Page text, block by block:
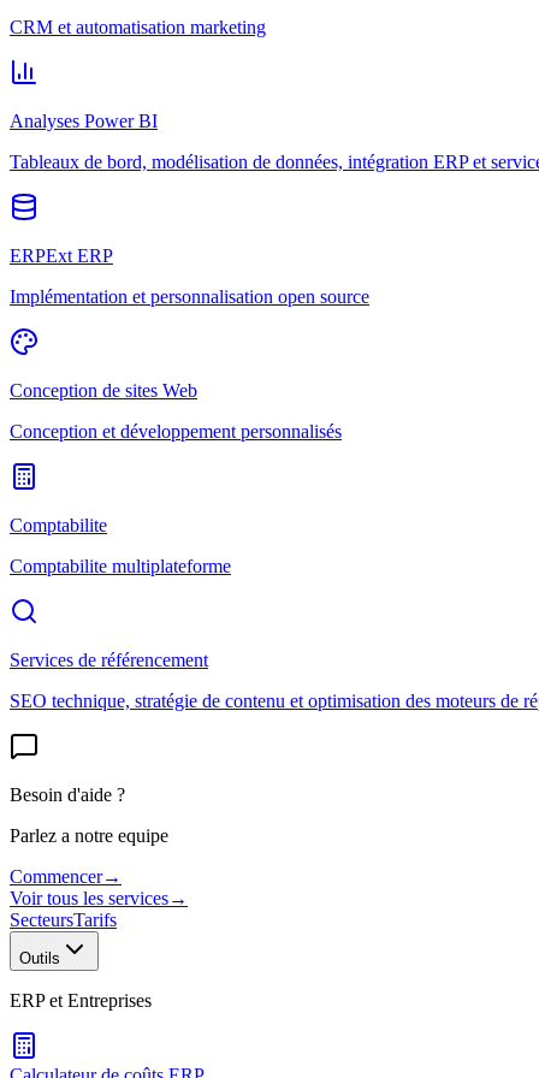
CRM et automatisation marketing
Analyses Power BI
Tableaux de bord, modélisation de données, intégration ERP et
ERPExt ERP
Implémentation et personnalisation open source
Conception de sites Web
Conception et développement personnalisés
Comptabilite
Comptabilite multiplateforme
Services de référencement
SEO technique, stratégie de contenu et optimisation des moteurs de
Besoin d'aide ?
Parlez a notre equipe
Commencer→
Voir tous les services→
SecteursTarifs
Outils
ERP et Entreprises